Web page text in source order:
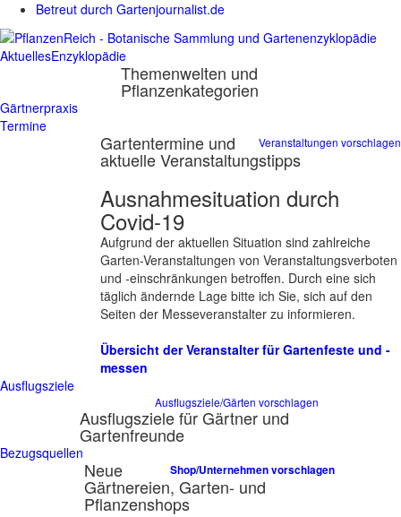
Betreut durch Gartenjournalist.de
AktuellesEnzyklopädie
Themenwelten und
Pflanzenkategorien
Gärtnerpraxis
Termine
Veranstaltungen vorschlagen
Gartentermine und
aktuelle Veranstaltungstipps
Ausnahmesituation durch
Covid-19
Aufgrund der aktuellen Situation sind zahlreiche
Garten-Veranstaltungen von Veranstaltungsverboten
und -einschränkungen betroffen. Durch eine sich
täglich ändernde Lage bitte ich Sie, sich auf den
Seiten der Messeveranstalter zu informieren.
Übersicht der Veranstalter für Gartenfeste und -
messen
Ausflugsziele
Ausflugsziele/Gärten vorschlagen
Ausflugsziele für Gärtner und
Gartenfreunde
Bezugsquellen
Shop/Unternehmen vorschlagen
Neue
Gärtnereien, Garten- und
Pflanzenshops